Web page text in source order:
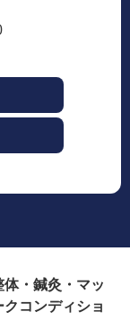
・鍼灸・マッ
コンディショ